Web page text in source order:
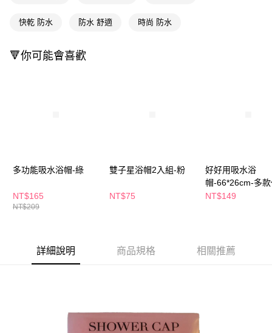
便利好安心！
２．便利：只要手機號碼，簡訊認證，即可結帳。
３．安心：先確認商品／服務後，再付款。
後付繳納相關費用。
※ 交易是否成功請以「AFTEE先享後付 」之結帳頁面顯示為準，若有關於
客戶支援中心」
https://netprotections.freshdesk.com/support/home
易，需依本服務之必要範圍內提供個人資料，並將交易相關給付款項請求債
權轉讓予恩沛科技股份有限公司。
２．關於個人資料處理事宜，請瀏覽以下網址：
４．使用「AFTEE先享後付」時，將依據個別帳號之用戶狀況，依本公司即
全家取貨付款
每筆NT$65，滿NT$490(含以上)免運費
付款後7-11取貨
每筆NT$100，滿NT$790(含以上)免運費
快乾 防水 防水 舒適 時尚 防水
🔻你可能會喜歡
多功能吸水浴帽-綠
NT$165
NT$209
雙子星浴帽2入組-粉
NT$75
好好用吸水浴
帽-66*26cm-多
NT$149
詳細說明 商品規格 相關推薦